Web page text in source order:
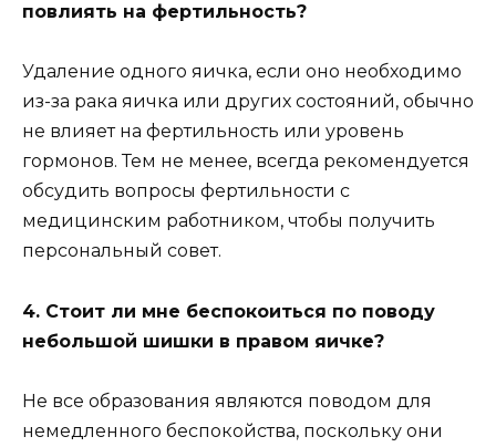
повлиять на фертильность?
Удаление одного яичка, если оно необходимо
из-за рака яичка или других состояний, обычно
не влияет на фертильность или уровень
гормонов. Тем не менее, всегда рекомендуется
обсудить вопросы фертильности с
медицинским работником, чтобы получить
персональный совет.
4. Стоит ли мне беспокоиться по поводу
небольшой шишки в правом яичке?
Не все образования являются поводом для
немедленного беспокойства, поскольку они